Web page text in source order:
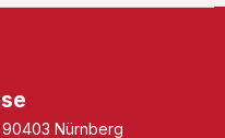
Nürnberg